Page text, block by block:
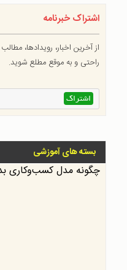
اشتراک خبرنامه
از آخرین اخبار، رویدادها،
راحتی و به موقع مطلع شوید.
بسته های آموزشی